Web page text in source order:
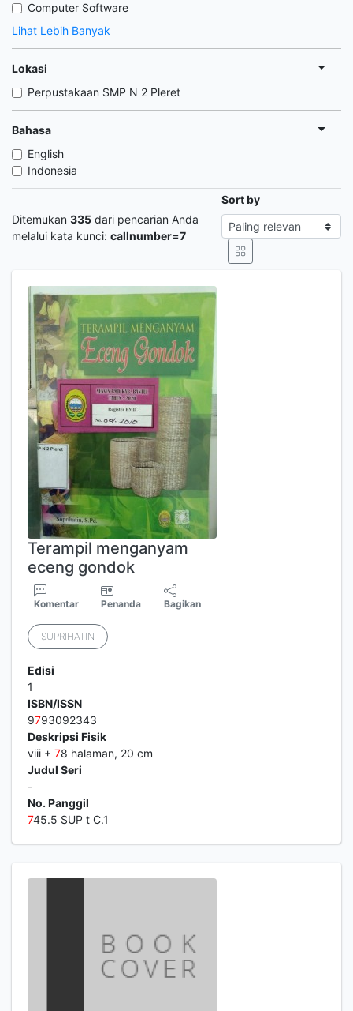
Computer Software
Lihat Lebih Banyak
Lokasi
Perpustakaan SMP N 2 Pleret
Bahasa
English
Indonesia
Ditemukan 335 dari pencarian Anda
melalui kata kunci: callnumber=7
Sort by
Terampil menganyam
eceng gondok
Komentar Penanda Bagikan
SUPRIHATIN
Edisi
1
ISBN/ISSN
9793092343
Deskripsi Fisik
viii + 78 halaman, 20 cm
Judul Seri
-
No. Panggil
745.5 SUP t C.1